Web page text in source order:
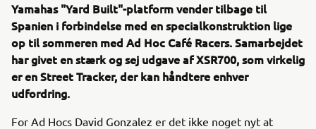
Yamahas "Yard Built"-platform vender tilbage til
Spanien i forbindelse med en specialkonstruktion lige
op til sommeren med Ad Hoc Café Racers. Samarbejdet
har givet en stærk og sej udgave af XSR700, som virkelig
er en Street Tracker, der kan håndtere enhver
udfordring.
For Ad Hocs David Gonzalez er det ikke noget nyt at